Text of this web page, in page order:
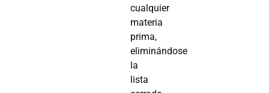
cualquier
materia
prima,
eliminándose
la
lista